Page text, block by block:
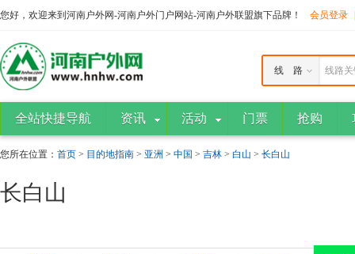
您好，欢迎来到河南户外网-河南户外门户网站-河南户外联盟旗下品牌！ 会员登录
线路
线 路
全站快捷导航 资讯 活动 门票 抢购
您所在位置： 首页 > 目的地指南 > 亚洲 > 中国 > 吉林 > 白山 > 长白山
长白山